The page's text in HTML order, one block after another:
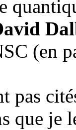
(en
pas
que je